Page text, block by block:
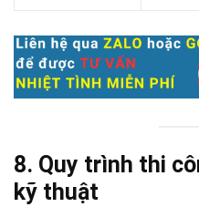
8. Quy trình thi
kỹ thuật